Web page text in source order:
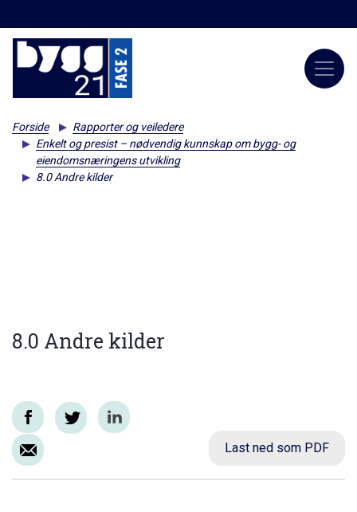
Forside
Rapporter og veiledere
Enkelt og presist – nødvendig kunnskap om bygg- og
eiendomsnæringens utvikling
8.0 Andre kilder
8.0 Andre kilder
Last ned som PDF